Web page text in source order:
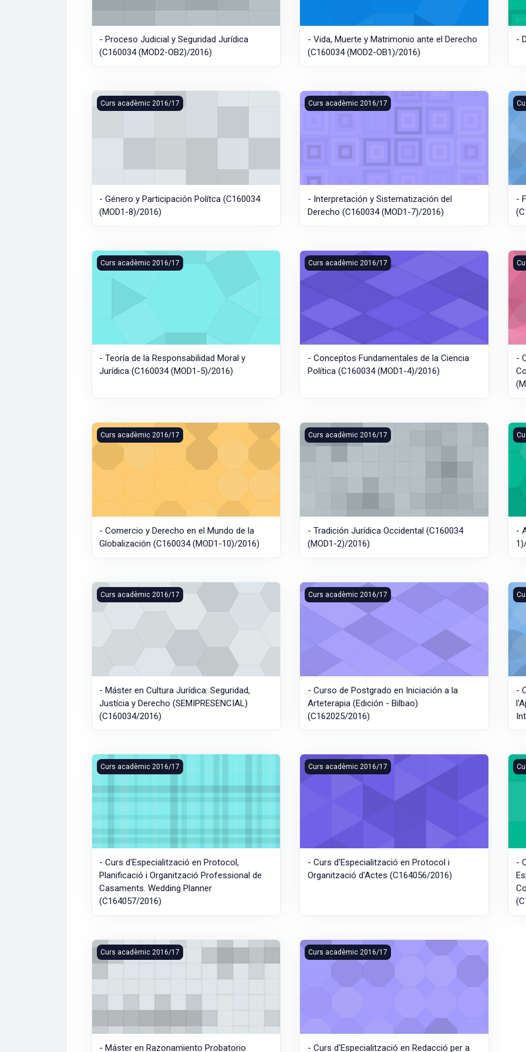
- Proceso Judicial y Seguridad Jurídica
(C160034 (MOD2-OB2)/2016)
- Vida, Muerte y Matrimonio ante el Derecho
(C160034 (MOD2-OB1)/2016)
-
- Género y Participación Polítca (C160034 (MOD1-8)/2016)
Curs acadèmic 2016/17
- Género y Participación Polítca (C160034
(MOD1-8)/2016)
- Interpretación y Sistematización del Derecho (C160034
Curs acadèmic 2016/17
- Interpretación y Sistematización del
Derecho (C160034 (MOD1-7)/2016)
-
-
- Teoría de la Responsabilidad Moral y Jurídica (C160034 (MOD1-5)/2016)
Curs acadèmic 2016/17
- Teoría de la Responsabilidad Moral y
Jurídica (C160034 (MOD1-5)/2016)
- Conceptos Fundamentales de la Ciencia Política
Curs acadèmic 2016/17
- Conceptos Fundamentales de la Ciencia
Política (C160034 (MOD1-4)/2016)
-
-
- Comercio y Derecho en el Mundo de la Globalización (C160034 (MOD1-10)/2016)
Curs acadèmic 2016/17
- Comercio y Derecho en el Mundo de la
Globalización (C160034 (MOD1-10)/2016)
- Tradición Jurídica Occidental (C160034 (MOD1-2)/2016)
Curs acadèmic 2016/17
- Tradición Jurídica Occidental (C160034
(MOD1-2)/2016)
-
-
- Máster en Cultura Jurídica: Seguridad, Justícia y Derecho (SEMIPRESENCIAL) (C160034/2016)
Curs acadèmic 2016/17
- Máster en Cultura Jurídica: Seguridad,
Justícia y Derecho (SEMIPRESENCIAL)
(C160034/2016)
- Curso de Postgrado en Iniciación a la Arteterapia
Curs acadèmic 2016/17
- Curso de Postgrado en Iniciación a la
Arteterapia (Edición - Bilbao)
(C162025/2016)
-
-
- Curs d'Especialització en Protocol, Planificació i Organització Professional de Casaments. Wedding Planner
Curs acadèmic 2016/17
- Curs d'Especialització en Protocol,
Planificació i Organització Professional de
Casaments. Wedding Planner
(C164057/2016)
- Curs d'Especialització en Protocol i Organització
Curs acadèmic 2016/17
- Curs d'Especialització en Protocol i
Organització d'Actes (C164056/2016)
-
-
- Máster en Razonamiento Probatorio (SEMIPRESENCIAL) (C160037/2016)
Curs acadèmic 2016/17
- Máster en Razonamiento Probatorio
- Curs d'Especialització en Redacció per a Xarxes Socials
Curs acadèmic 2016/17
- Curs d'Especialització en Redacció per a